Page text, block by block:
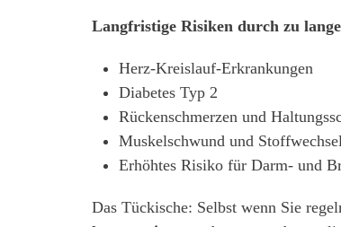
Langfristige Risiken durch zu
Herz-Kreislauf-Erkrankungen
Diabetes Typ 2
Rückenschmerzen und
Muskelschwund und
Erhöhtes Risiko für Darm- und
Das Tückische: Selbst wenn Sie